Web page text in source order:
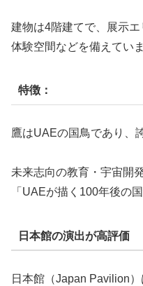
建物は4階建てで、展示
体験空間などを備えてい
特徴：
鷹はUAEの国鳥であり、
未来志向の教育・宇宙開
「UAEが描く100年後の
日本館の演出が高評価
日本館（Japan Pavilion